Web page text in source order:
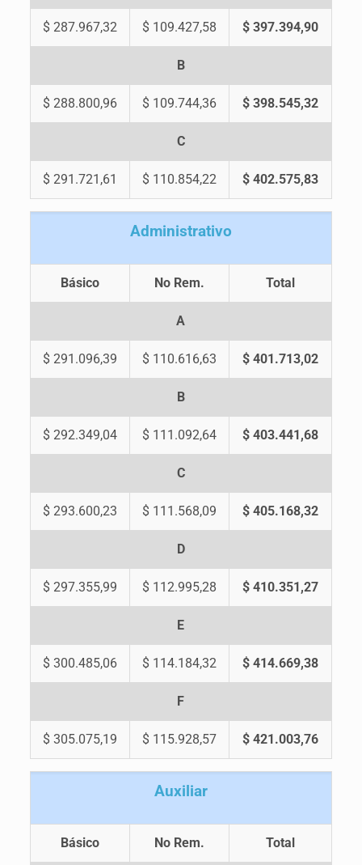
$ 287.967,32 $ 109.427,58 $ 397.394,90
B
$ 288.800,96 $ 109.744,36 $ 398.545,32
C
$ 291.721,61 $ 110.854,22 $ 402.575,83
Administrativo
Básico No Rem. Total
A
$ 291.096,39 $ 110.616,63 $ 401.713,02
B
$ 292.349,04 $ 111.092,64 $ 403.441,68
C
$ 293.600,23 $ 111.568,09 $ 405.168,32
D
$ 297.355,99 $ 112.995,28 $ 410.351,27
E
$ 300.485,06 $ 114.184,32 $ 414.669,38
F
$ 305.075,19 $ 115.928,57 $ 421.003,76
Auxiliar
Básico No Rem. Total